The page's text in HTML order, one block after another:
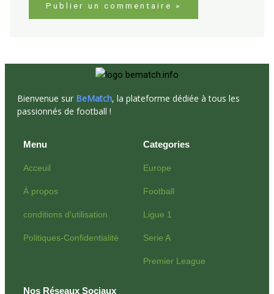
Bienvenue sur BeMatch, la plateforme dédiée à tous les
passionnés de football !
Menu
Acceuil
À propos
conditions d'utilisation
Politiques-Confidentialité
Categories
Europe
Football
Ligue 1
Serie A
Premier League
Nos Réseaux Sociaux